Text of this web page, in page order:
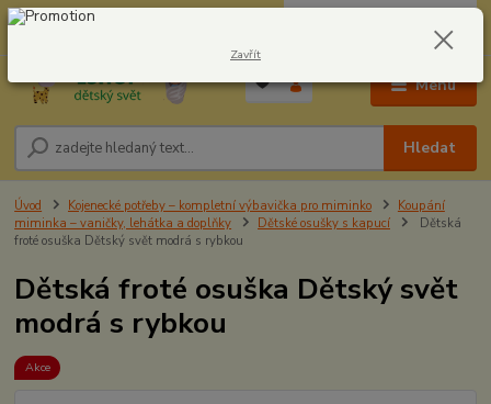
Menu
Hledat
604278943 0,00 Kč
Úvod Kojenecké potřeby – kompletní výbavička pro miminko
Koupání
miminka – vaničky, lehátka a doplňky
Dětské osušky s kapucí
Dětská
froté osuška Dětský svět modrá s rybkou
Dětská froté osuška Dětský svět
modrá s rybkou
Akce
Zavřít